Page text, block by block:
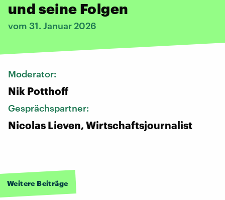
und seine Folgen
vom 31. Januar 2026
Moderator:
Nik Potthoff
Gesprächspartner:
Nicolas Lieven, Wirtschaftsjournalist
Weitere Beiträge